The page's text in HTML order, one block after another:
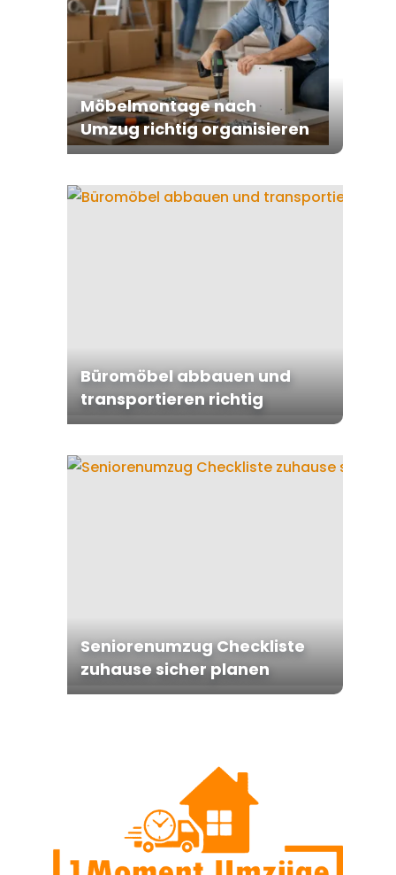
Möbelmontage nach
Umzug richtig organisieren
Büromöbel abbauen und
transportieren richtig
Seniorenumzug Checkliste
zuhause sicher planen